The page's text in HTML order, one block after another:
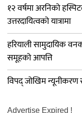
१२ वर्षमा अरनिको
उत्तरदायित्वको यात्रामा
हरियाली सामुदायिक
समूहको आपत्ति
विपद् जोखिम न्यूनीकरण
Advertise Expired !